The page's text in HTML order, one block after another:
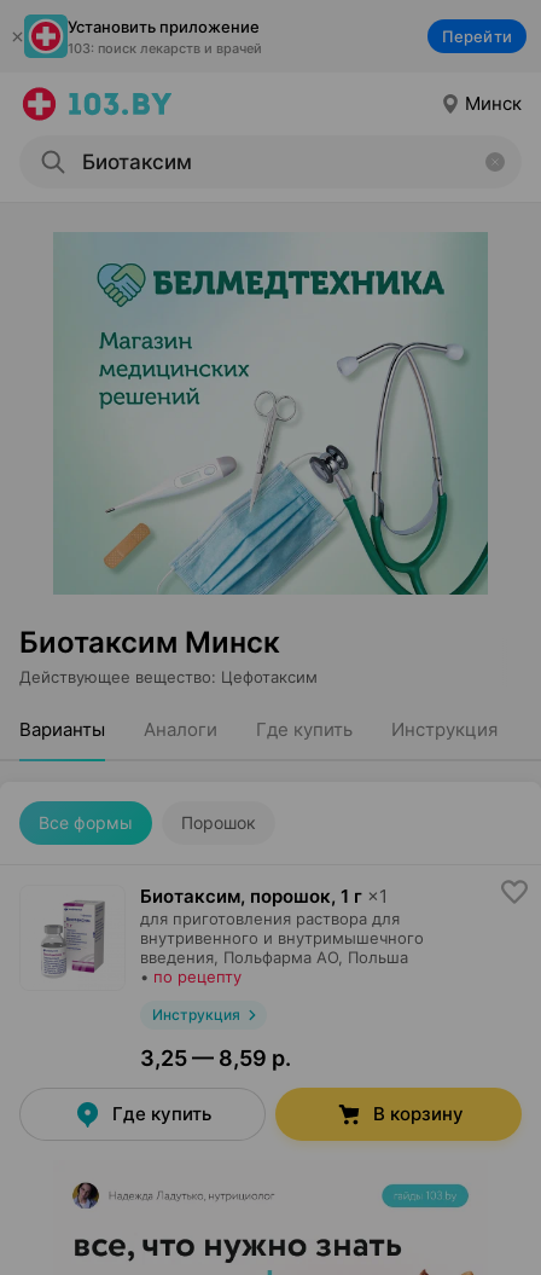
Установить приложение
103: поиск лекарств и врачей
Перейти
Минск
Биотаксим Минск
Действующее вещество: Цефотаксим
Варианты Аналоги Где купить Инструкция
Все формы Порошок
Биотаксим, порошок, 1 г ×1
для приготовления раствора для
внутривенного и внутримышечного
введения, Польфарма AO , Польша
• по рецепту
Инструкция
3,25 — 8,59 р.
Где купить В корзину